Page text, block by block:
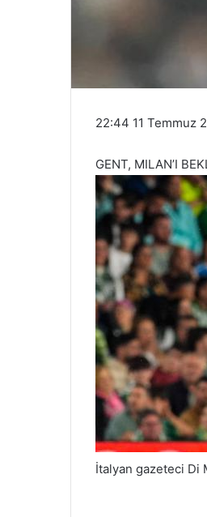
22:44 11 Temmuz
GENT, MILAN’I
İtalyan gazeteci Di